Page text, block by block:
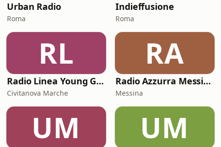
Urban Radio
Roma
Indieffusione
Roma
RL
Radio Linea Young Generation
Civitanova Marche
RA
Radio Azzurra Messina
Messina
UM UM